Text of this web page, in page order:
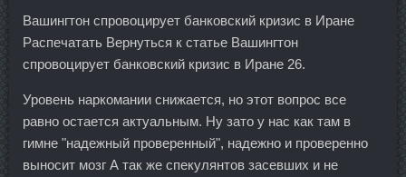
Вашингтон спровоцирует банковский кризис в Иране
Распечатать Вернуться к статье Вашингтон
спровоцирует банковский кризис в Иране 26.
Уровень наркомании снижается, но этот вопрос все
равно остается актуальным. Ну зато у нас как там в
гимне "надежный проверенный", надежно и проверенно
выносит мозг А так же спекулянтов засевших и не